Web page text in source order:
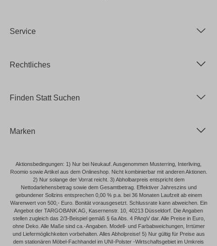
Service
Rechtliches
Finden Statt Suchen
Marken
Aktionsbedingungen: 1) Nur bei Neukauf. Ausgenommen Musterring, Interliving,
Roomio sowie Artikel aus dem Onlineshop. Nicht kombinierbar mit anderen Aktionen.
2) Nur solange der Vorrat reicht. 3) Abholbarpreis entspricht dem
Nettodarlehensbetrag sowie dem Gesamtbetrag. Effektiver Jahreszins und
gebundener Sollzins entsprechen 0,00 % p.a. bei 36 Monaten Laufzeit ab einem
Warenwert von 500,- Euro. Bonität vorausgesetzt. Schlussrate kann abweichen. Ein
Angebot der TARGOBANK AG, Kasernenstr. 10, 40213 Düsseldorf. Die Angaben
stellen zugleich das 2/3-Beispiel gemäß § 6a Abs. 4 PAngV dar. Alle Preise in Euro,
ohne Deko. Alle Maße sind ca.-Angaben. Modell- und Farbabweichungen, Irrtümer
und Liefermöglichkeiten vorbehalten. Alles Abholpreise! 5) Nur gültig für Preise aus
dem stationären Möbel-Fachhandel im UNI-Polster -Wirtschaftsgebiet im Umkreis